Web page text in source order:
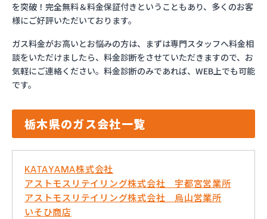
を突破！完全無料＆料金保証付きということもあり、多くのお客
様にご好評いただいております。
ガス料金がお高いとお悩みの方は、まずは専門スタッフへ料金相
談をいただけましたら、料金診断をさせていただきますので、お
気軽にご連絡ください。料金診断のみであれば、WEB上でも可能
です。
栃木県のガス会社一覧
KATAYAMA株式会社
アストモスリテイリング株式会社 宇都宮営業所
アストモスリテイリング株式会社 烏山営業所
いそひ商店